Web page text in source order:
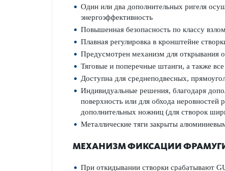
Один или два дополнительных ригеля
энергоэффективность
Повышенная безопасность по классу
Плавная регулировка в кронштейне
Предусмотрен механизм для открывания
Тяговые и поперечные штанги, а также
Доступна для среднеподвесных,
Индивидуальные решения, благодаря
поверхность или для обхода
дополнительных ножниц (для створок
Металлические тяги закрыты
МЕХАНИЗМ ФИКСАЦИИ ФРАМУГИ
При откидывании створки срабатывают